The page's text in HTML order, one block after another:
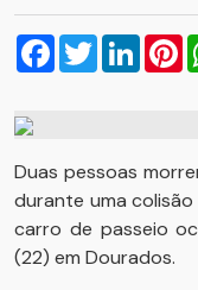
Facebook
Twitter
Duas pessoas
durante uma
carro de passeio
(22) em Dourados.